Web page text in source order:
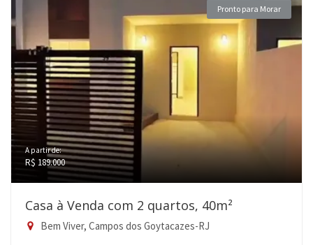
Pronto para Morar
A partir de:
R$ 189.000
Casa à Venda com 2 quartos, 40m²
Bem Viver, Campos dos Goytacazes-RJ